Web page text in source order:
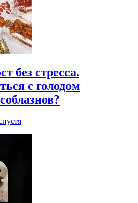
без стресса.
с голодом